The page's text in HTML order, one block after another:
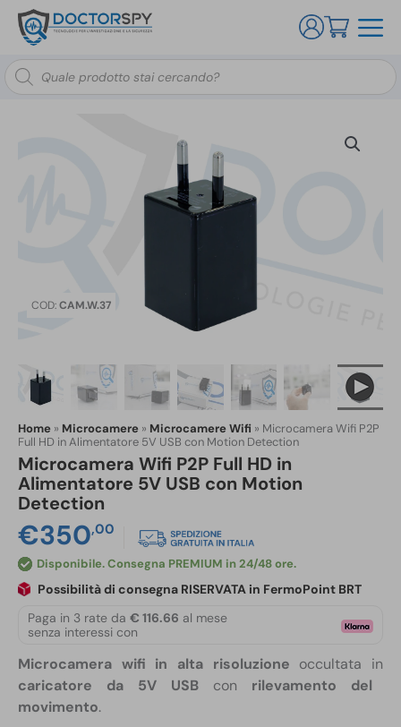
Ricerca
prodotti
COD:CAM.W.37
Home » Microcamere » Microcamere Wifi » Microcamera Wifi P2P
Full HD in Alimentatore 5V USB con Motion Detection
Microcamera Wifi P2P Full HD in
Alimentatore 5V USB con Motion
Detection
€350,00
Disponibile
Possibilità di consegna RISERVATA in FermoPoint BRT
Paga in 3 rate da € 116.66 al mese
senza interessi con
Microcamera wifi in alta risoluzione occultata in
caricatore da 5V USB con rilevamento del
movimento.